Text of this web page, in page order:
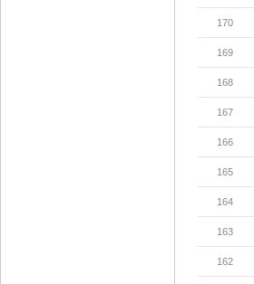
170
169
168
167
166
165
164
163
162